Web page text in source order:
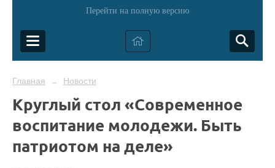
Перейти на полную версию
Главная → Новости
Круглый стол «Современное
воспитание молодежи. Быть
патриотом на деле»